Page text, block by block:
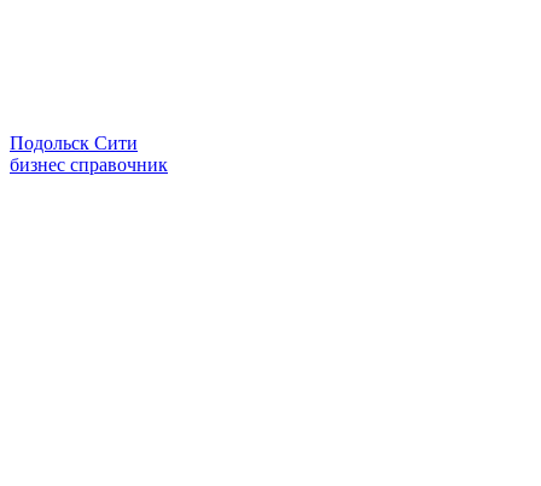
Подольск Сити
бизнес справочник